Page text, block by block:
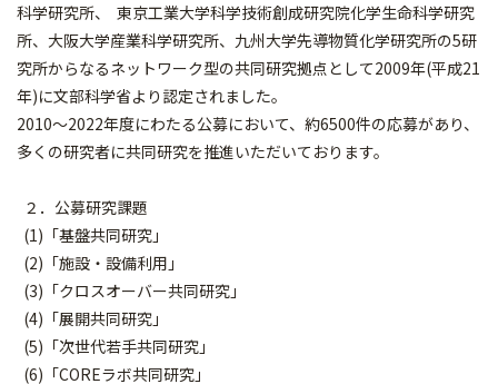
科学研究所、 東京⼯業⼤学科学技術創成研究院化学⽣命科学研究
所、⼤阪⼤学産業科学研究所、九州⼤学先導物質化学研究所の5研
究所からなるネットワーク型の共同研究拠点として2009年(平成21
年)に⽂部科学省より認定されました。
2010～2022年度にわたる公募において、約6500件の応募があり、
多くの研究者に共同研究を推進いただいております。
２．公募研究課題
(1)「基盤共同研究」
(2)「施設・設備利用」
(3)「クロスオーバー共同研究」
(4)「展開共同研究」
(5)「次世代若⼿共同研究」
(6)「COREラボ共同研究」